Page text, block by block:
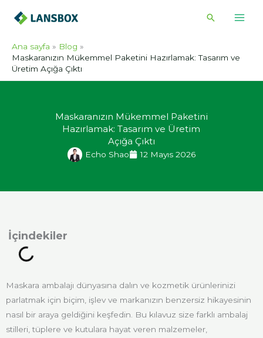
Arama
Ana sayfa
Blog
Maskaranızın Mükemmel Paketini Hazırlamak: Tasarım ve
Üretim Açığa Çıktı
Maskaranızın Mükemmel Paketini
Hazırlamak: Tasarım ve Üretim
Açığa Çıktı
Echo Shao 12 Mayıs 2026
Maskara ambalajı dünyasına dalın ve kozmetik ürünlerinizi
parlatmak için biçim, işlev ve markanızın benzersiz hikayesinin
nasıl bir araya geldiğini keşfedin. Bu kılavuz size farklı ambalaj
stilleri, tüplere ve kutulara hayat veren malzemeler,